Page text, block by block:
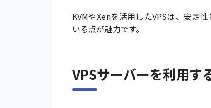
KVMやXenを活用したVPSは、安定
いる点が魅力です。
VPSサーバーを利用す